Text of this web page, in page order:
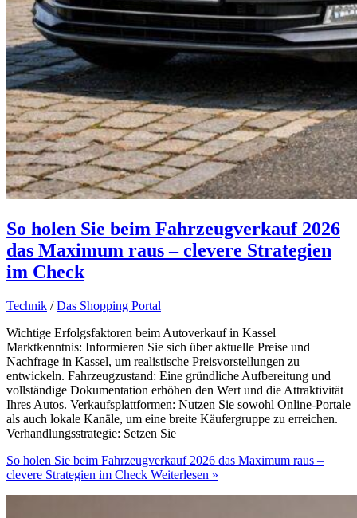
So holen Sie beim Fahrzeugverkauf 2026
das Maximum raus – clevere Strategien
im Check
Technik /Das Shopping Portal
Wichtige Erfolgsfaktoren beim Autoverkauf in Kassel
Marktkenntnis: Informieren Sie sich über aktuelle Preise und
Nachfrage in Kassel, um realistische Preisvorstellungen zu
entwickeln. Fahrzeugzustand: Eine gründliche Aufbereitung und
vollständige Dokumentation erhöhen den Wert und die Attraktivität
Ihres Autos. Verkaufsplattformen: Nutzen Sie sowohl Online-Portale
als auch lokale Kanäle, um eine breite Käufergruppe zu erreichen.
Verhandlungsstrategie: Setzen Sie
So holen Sie beim Fahrzeugverkauf 2026 das Maximum raus –
clevere Strategien im Check Weiterlesen »